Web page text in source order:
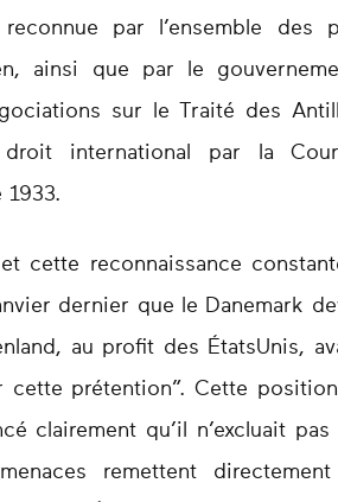
par l’ensemble des
ainsi que par le
sur le Traité des
droit international par la
cette reconnaissance
dernier que le Danemark
au profit des ÉtatsUnis,
cette prétention”. Cette
clairement qu’il n’excluait
remettent